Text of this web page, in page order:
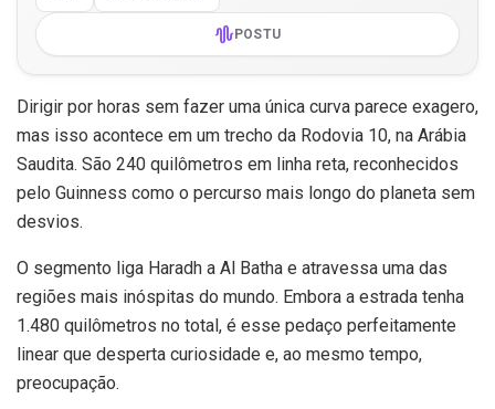
POSTU
Dirigir por horas sem fazer uma única curva parece exagero,
mas isso acontece em um trecho da Rodovia 10, na Arábia
Saudita. São 240 quilômetros em linha reta, reconhecidos
pelo Guinness como o percurso mais longo do planeta sem
desvios.
O segmento liga Haradh a Al Batha e atravessa uma das
regiões mais inóspitas do mundo. Embora a estrada tenha
1.480 quilômetros no total, é esse pedaço perfeitamente
linear que desperta curiosidade e, ao mesmo tempo,
preocupação.